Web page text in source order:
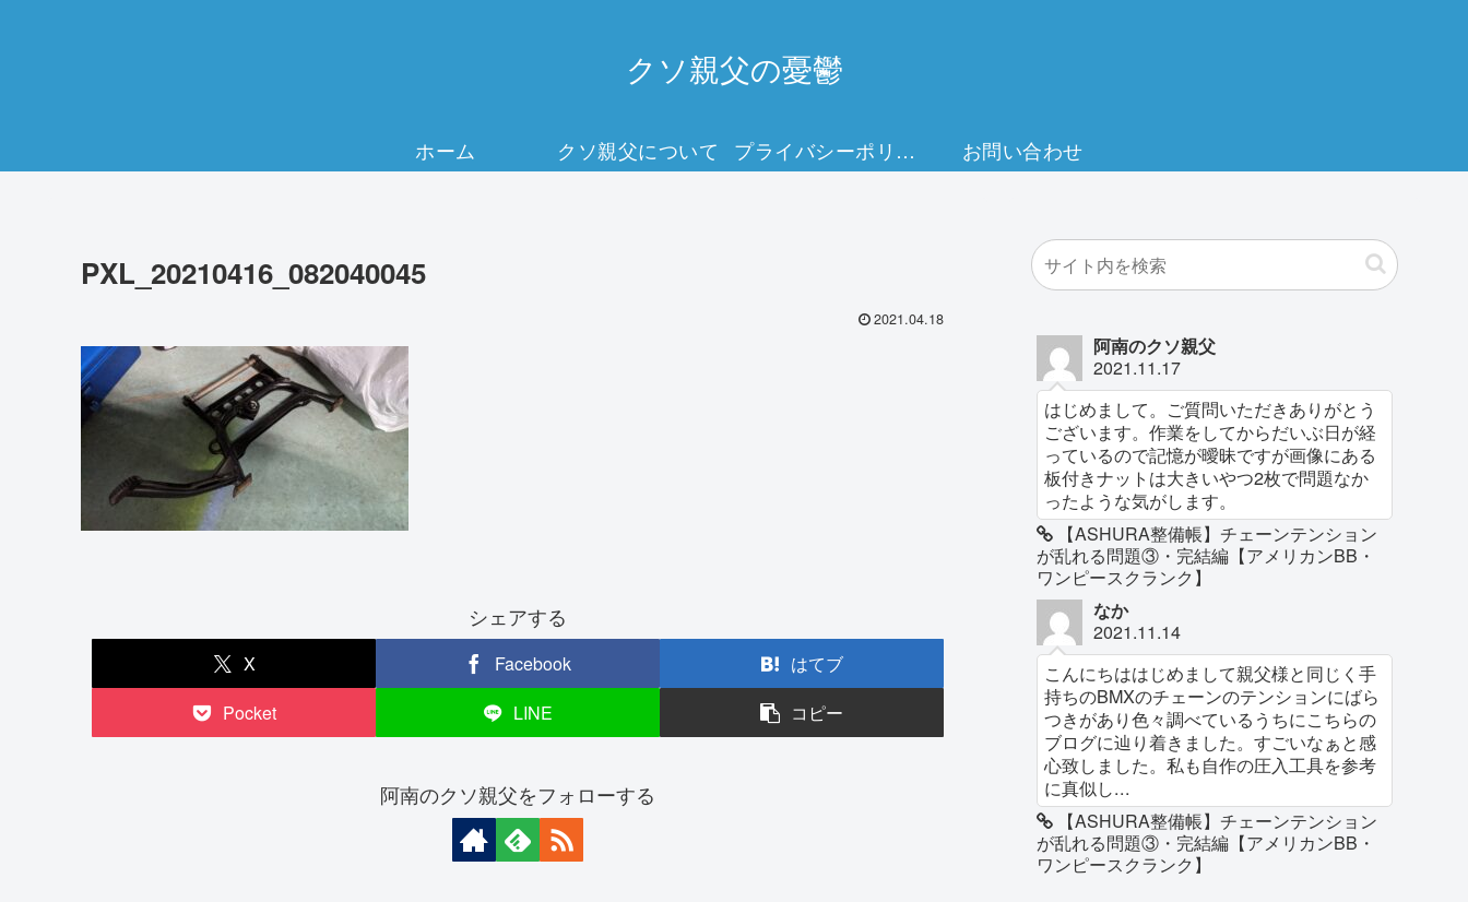
クソ親父の憂鬱
ホーム クソ親父について プライバシーポリシー お問い合わせ
PXL_20210416_082040045
2021.04.18
シェアする
X Facebook
はてブ
Pocket
LINE コピー
阿南のクソ親父をフォローする
阿南のクソ親父
2021.11.17
はじめまして。ご質問いただきありがとう
ございます。作業をしてからだいぶ日が経
っているので記憶が曖昧ですが画像にある
板付きナットは大きいやつ2枚で問題なか
ったような気がします。
【ASHURA整備帳】チェーンテンション
が乱れる問題③・完結編【アメリカンBB・
ワンピースクランク】
なか
2021.11.14
こんにちははじめまして親父様と同じく手
持ちのBMXのチェーンのテンションにばら
つきがあり色々調べているうちにこちらの
ブログに辿り着きました。すごいなぁと感
心致しました。私も自作の圧入工具を参考
に真似し...
【ASHURA整備帳】チェーンテンション
が乱れる問題③・完結編【アメリカンBB・
ワンピースクランク】